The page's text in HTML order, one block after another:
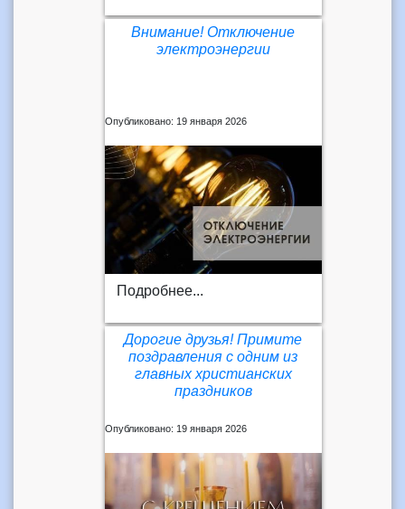
Внимание! Отключение
электроэнергии
Опубликовано: 19 января 2026
Подробнее...
Дорогие друзья! Примите
поздравления с одним из
главных христианских
праздников
Опубликовано: 19 января 2026